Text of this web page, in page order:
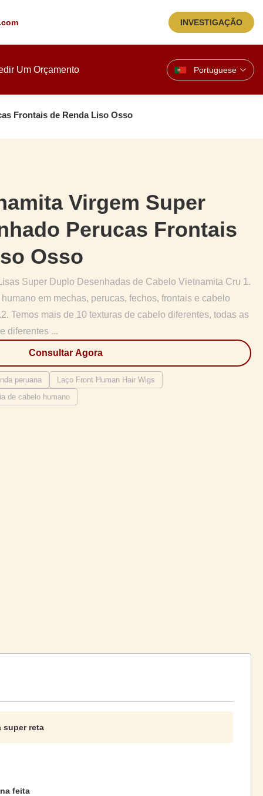
INVESTIGAÇÃO
Um Orçamento Portuguese
Frontais de Renda Liso Osso
Virgem Super
Perucas Frontais
Osso
Super Duplo Desenhadas de Cabelo Vietnamita Cru 1.
em mechas, perucas, fechos, frontais e cabelo
Temos mais de 10 texturas de cabelo diferentes, todas as
diferentes ...
Consultar Agora
peruana
Laço Front Human Hair Wigs
de cabelo humano
super reta
feita